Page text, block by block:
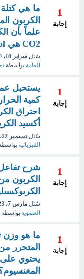
1
إجابة
ما هي كتلة
علماً بأن
CO2 هي 44g/mol؟
سُئل فبراير 18، 2020
العامة بواسطة
1
إجابة
يستحيل
كمية
احتراق
أكسيد
سُئل ديسمبر 22، 2019
الفيزيائية
1
إجابة
شرح
الكربون
سُئل مارس 7، 2023
العضوية بواسطة
1
إجابة
ما هو وزن